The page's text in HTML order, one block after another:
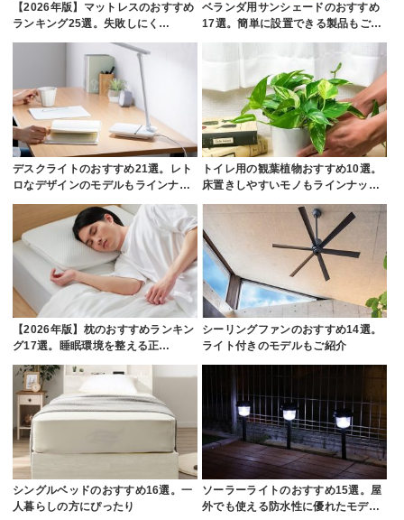
【2026年版】マットレスのおすすめ
ランキング25選。失敗しにく…
ベランダ用サンシェードのおすすめ
17選。簡単に設置できる製品もご…
デスクライトのおすすめ21選。レト
ロなデザインのモデルもラインナ…
トイレ用の観葉植物おすすめ10選。
床置きしやすいモノもラインナッ…
【2026年版】枕のおすすめランキン
グ17選。睡眠環境を整える正…
シーリングファンのおすすめ14選。
ライト付きのモデルもご紹介
シングルベッドのおすすめ16選。一
人暮らしの方にぴったり
ソーラーライトのおすすめ15選。屋
外でも使える防水性に優れたモデ…